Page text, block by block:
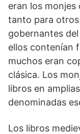
eran los monjes
tanto para
gobernantes
ellos contenían
muchos eran
clásica. Los
libros en
denominadas
Los libros